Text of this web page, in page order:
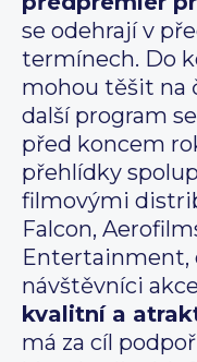
se odehrají v
termínech. Do
mohou těšit na
další program
před koncem
přehlídky
filmovými
Falcon,
Entertainment,
návštěvníci
kvalitní a
má za cíl